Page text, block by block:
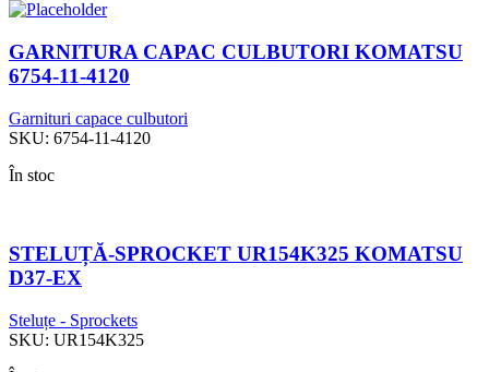
GARNITURA CAPAC CULBUTORI KOMATSU
6754-11-4120
Garnituri capace culbutori
SKU: 6754-11-4120
În stoc
STELUȚĂ-SPROCKET UR154K325 KOMATSU
D37-EX
Steluțe - Sprockets
SKU: UR154K325